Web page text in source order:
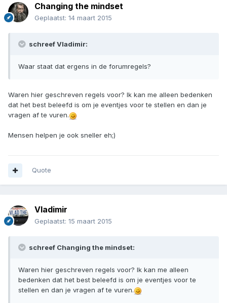
Changing the mindset
Geplaatst: 14 maart 2015
schreef Vladimir:
Waar staat dat ergens in de forumregels?
Waren hier geschreven regels voor? Ik kan me alleen bedenken
dat het best beleefd is om je eventjes voor te stellen en dan je
vragen af te vuren.
Mensen helpen je ook sneller eh;)
Quote
Vladimir
Geplaatst: 15 maart 2015
schreef Changing the mindset:
Waren hier geschreven regels voor? Ik kan me alleen
bedenken dat het best beleefd is om je eventjes voor te
stellen en dan je vragen af te vuren.